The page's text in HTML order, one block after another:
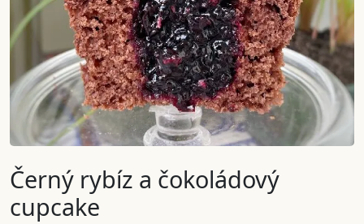
Černý rybíz a čokoládový
cupcake